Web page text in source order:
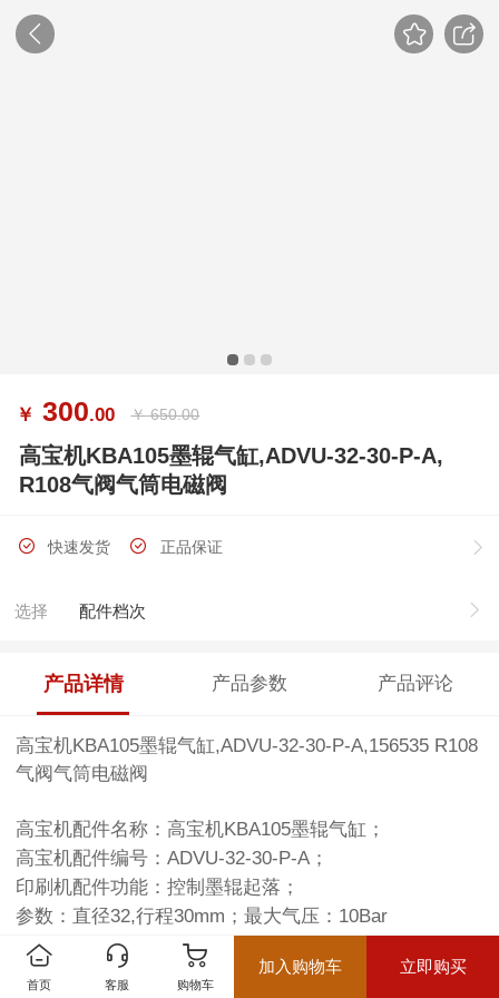
￥ 300.00 ￥ 650.00
高宝机KBA105墨辊气缸,ADVU-32-30-P-A,
R108气阀气筒电磁阀
快速发货 正品保证
选择 配件档次
产品详情 产品参数 产品评论
高宝机KBA105墨辊气缸,ADVU-32-30-P-A,156535 R108
气阀气筒电磁阀
高宝机配件名称：高宝机KBA105墨辊气缸；
高宝机配件编号：ADVU-32-30-P-A；
印刷机配件功能：控制墨辊起落；
参数：直径32,行程30mm；最大气压：10Bar
适合的机型：KBA Rapida 105印刷机；
首页 客服 购物车
加入购物车 立即购买